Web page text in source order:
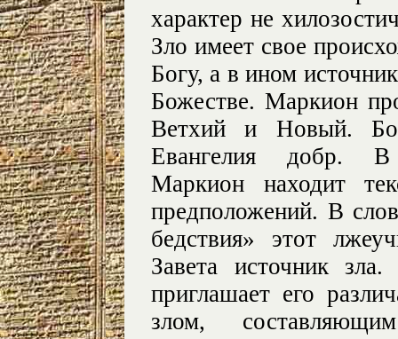
характер не
Зло имеет свое
Богу, а в ином
Божестве. Маркион
Ветхий и Новый.
Евангелия добр. В
Маркион находит
предположений. В
бедствия» этот
Завета источник
приглашает его
злом,